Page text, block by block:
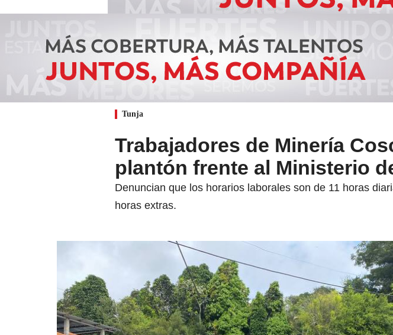
Tunja
Trabajadores de Minería
plantón frente al Ministerio
Denuncian que los horarios laborales son de 11 horas
horas extras.